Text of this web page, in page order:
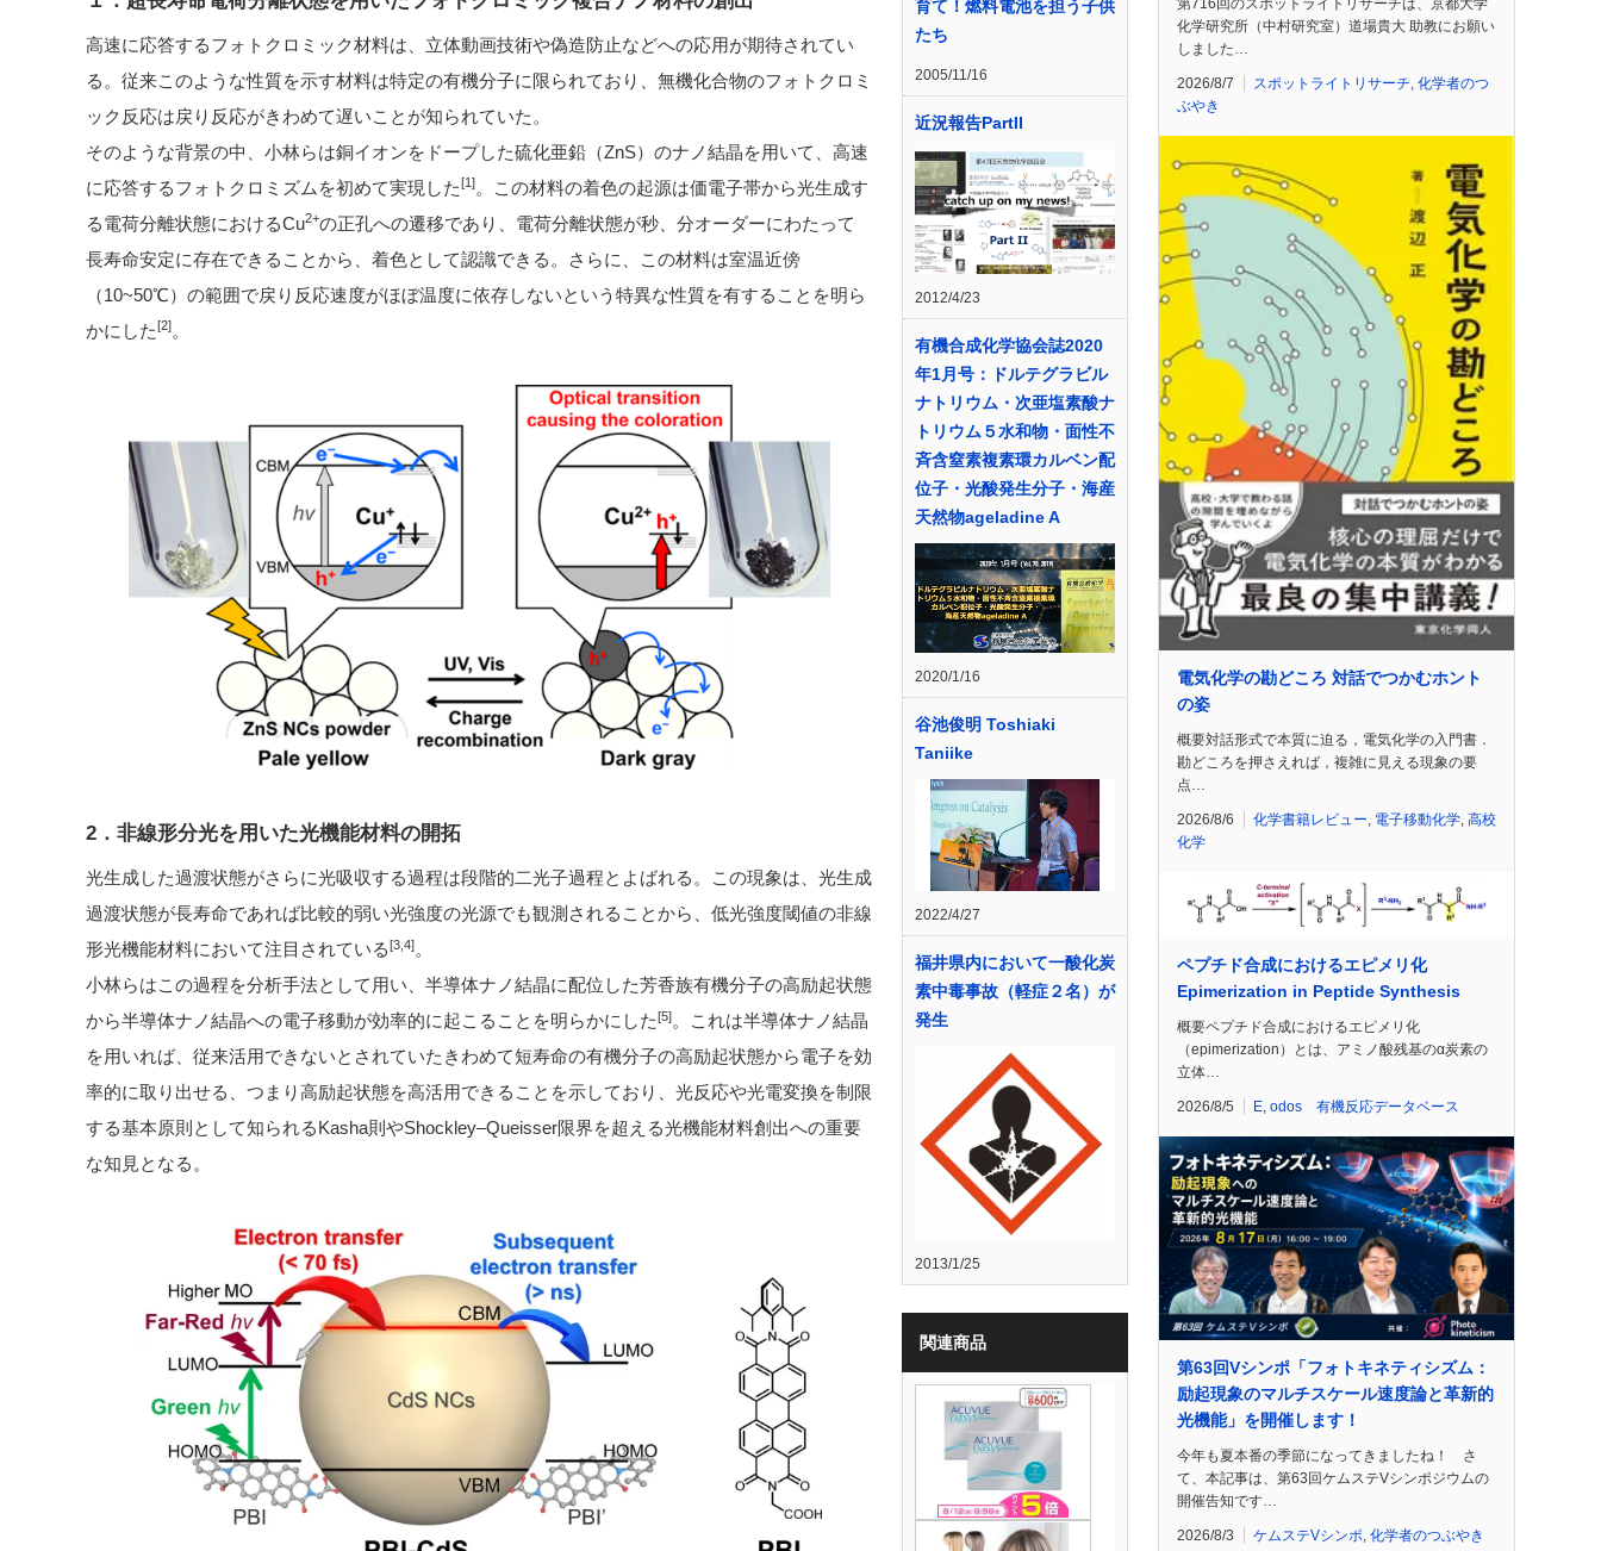
高速に応答するフォトクロミック材料は、立体動画技術や偽造防止などへの応用が期待されてい
る。従来このような性質を示す材料は特定の有機分子に限られており、無機化合物のフォトクロミ
ック反応は戻り反応がきわめて遅いことが知られていた。
そのような背景の中、小林らは銅イオンをドープした硫化亜鉛（ZnS）のナノ結晶を用いて、高速
に応答するフォトクロミズムを初めて実現した[1]。この材料の着色の起源は価電子帯から光生成す
る電荷分離状態におけるCu2+の正孔への遷移であり、電荷分離状態が秒、分オーダーにわたって
長寿命安定に存在できることから、着色として認識できる。さらに、この材料は室温近傍
（10~50℃）の範囲で戻り反応速度がほぼ温度に依存しないという特異な性質を有することを明ら
かにした[2]。
2．非線形分光を用いた光機能材料の開拓
光生成した過渡状態がさらに光吸収する過程は段階的二光子過程とよばれる。この現象は、光生成
過渡状態が長寿命であれば比較的弱い光強度の光源でも観測されることから、低光強度閾値の非線
形光機能材料において注目されている[3,4]。
小林らはこの過程を分析手法として用い、半導体ナノ結晶に配位した芳香族有機分子の高励起状態
から半導体ナノ結晶への電子移動が効率的に起こることを明らかにした[5]。これは半導体ナノ結晶
を用いれば、従来活用できないとされていたきわめて短寿命の有機分子の高励起状態から電子を効
率的に取り出せる、つまり高励起状態を高活用できることを示しており、光反応や光電変換を制限
する基本原則として知られるKasha則やShockley–Queisser限界を超える光機能材料創出への重要
な知見となる。
育て！燃料電池を担う子供
たち
2005/11/16
近況報告PartII
2012/4/23
有機合成化学協会誌2020
年1月号：ドルテグラビル
ナトリウム・次亜塩素酸ナ
トリウム５水和物・面性不
斉含窒素複素環カルベン配
位子・光酸発生分子・海産
天然物ageladine A
2020/1/16
谷池俊明 Toshiaki
Taniike
2022/4/27
福井県内において一酸化炭
素中毒事故（軽症２名）が
発生
2013/1/25
関連商品
化学研究所（中村研究室）道場貴大 助教にお願い
しました…
2026/8/7 スポットライトリサーチ 化学者のつ
ぶやき
電気化学の勘どころ 対話でつかむホント
の姿
概要対話形式で本質に迫る，電気化学の入門書．
勘どころを押さえれば，複雑に見える現象の要
点…
2026/8/6 化学書籍レビュー 電子移動化学 高校
化学
ペプチド合成におけるエピメリ化
Epimerization in Peptide Synthesis
概要ペプチド合成におけるエピメリ化
（epimerization）とは、アミノ酸残基のα炭素の
立体…
2026/8/5 E odos 有機反応データベース
第63回Vシンポ「フォトキネティシズム：
励起現象のマルチスケール速度論と革新的
光機能」を開催します！
今年も夏本番の季節になってきましたね！ さ
て、本記事は、第63回ケムステVシンポジウムの
開催告知です…
2026/8/3 ケムステVシンポ, 化学者のつぶやき